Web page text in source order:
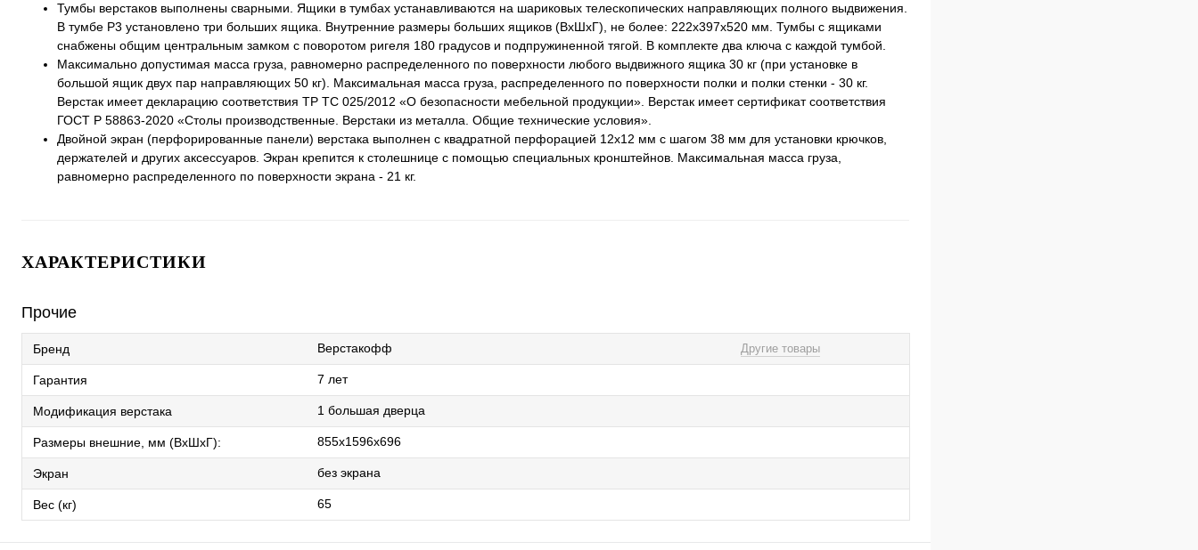
Тумбы верстаков выполнены сварными. Ящики в тумбах устанавливаются на шариковых телескопических направляющих полного выдвижения.
В тумбе P3 установлено три больших ящика. Внутренние размеры больших ящиков (ВхШхГ), не более: 222х397х520 мм. Тумбы с ящиками
снабжены общим центральным замком с поворотом ригеля 180 градусов и подпружиненной тягой. В комплекте два ключа с каждой тумбой.
Максимально допустимая масса груза, равномерно распределенного по поверхности любого выдвижного ящика 30 кг (при установке в
большой ящик двух пар направляющих 50 кг). Максимальная масса груза, распределенного по поверхности полки и полки стенки - 30 кг.
Верстак имеет декларацию соответствия ТР ТС 025/2012 «О безопасности мебельной продукции». Верстак имеет сертификат соответствия
ГОСТ Р 58863-2020 «Столы производственные. Верстаки из металла. Общие технические условия».
Двойной экран (перфорированные панели) верстака выполнен с квадратной перфорацией 12х12 мм с шагом 38 мм для установки крючков,
держателей и других аксессуаров. Экран крепится к столешнице с помощью специальных кронштейнов. Максимальная масса груза,
равномерно распределенного по поверхности экрана - 21 кг.
ХАРАКТЕРИСТИКИ
Прочие
Бренд Верстакофф Другие товары
Гарантия 7 лет
Модификация верстака 1 большая дверца
Размеры внешние, мм (ВхШхГ): 855x1596x696
Экран без экрана
Вес (кг) 65